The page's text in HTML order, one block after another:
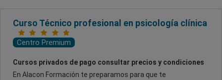
Curso Técnico profesional en psicología clínica
Centro Premium
Cursos privados de pago consultar precios y condiciones
En Alacon Formación te preparamos para que te